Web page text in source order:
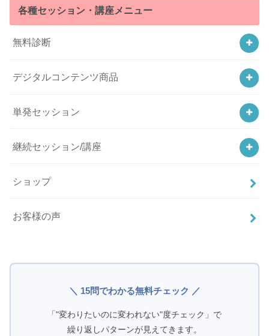
各種セッション・講座メニュー
無料診断
デジタルコンテンツ商品
単発セッション
継続セッション/講座
ショップ
お客様の声
＼ 15問でわかる無料チェック ／
「"変わりたいのに変われない"度チェック」で
繰り返しパターンが見えてきます。